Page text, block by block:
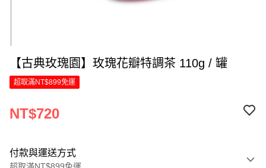
【古典玫瑰園】玫瑰花瓣特調茶 110g / 罐
超取滿NT$899免運
NT$720
付款與運送方式